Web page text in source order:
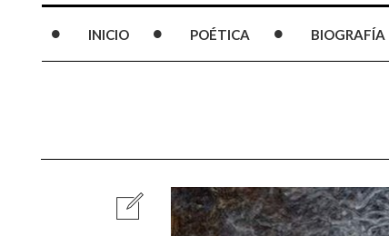
INICIO POÉTICA BIOGRAFÍA